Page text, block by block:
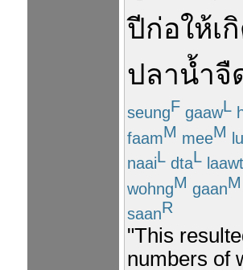
ปีก่อให้เ
ปลาน้ำจื
seungF gaawL
faamM meeM
naaiL dtaL laawt
wohngM gaanM
saanR
"This
numbers of